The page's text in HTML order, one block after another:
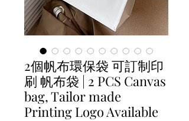
2個帆布環保袋 可訂制印
刷 帆布袋 | 2 PCS Canvas
bag, Tailor made
Printing Logo Available